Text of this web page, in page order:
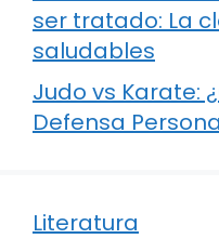
ser tratado: La
saludables
Judo vs Karate:
Defensa
Literatura